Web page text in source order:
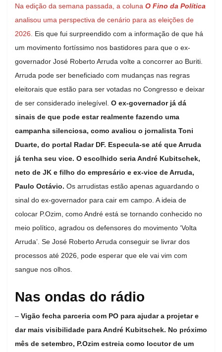
Na edição da semana passada, a coluna O Fino da Política
analisou uma perspectiva de cenário para as eleições de
2026.
Eis que fui surpreendido com a informação de que há
um movimento fortíssimo nos bastidores para que o ex-
governador José Roberto Arruda volte a concorrer ao Buriti.
Arruda pode ser beneficiado com mudanças nas regras
eleitorais que estão para ser votadas no Congresso e deixar
de ser considerado inelegível. O ex-governador já dá
sinais de que pode estar realmente fazendo uma
campanha silenciosa, como avaliou o jornalista Toni
Duarte, do portal Radar DF. Especula-se até que Arruda
já tenha seu vice. O escolhido seria André Kubitschek,
neto de JK e filho do empresário e ex-vice de Arruda,
Paulo Octávio. Os arrudistas estão apenas aguardando o
sinal do ex-governador para cair em campo. A ideia de
colocar P.Ozim, como André está se tornando conhecido no
meio político, agradou os defensores do movimento ‘Volta
Arruda’. Se José Roberto Arruda conseguir se livrar dos
processos até 2026, pode esperar que ele vai vim com
sangue nos olhos.
Nas ondas do rádio
– Vigão fecha parceria com PO para ajudar a projetar e
dar mais visibilidade para André Kubitschek. No próximo
mês de setembro, P.Ozim estreia como locutor de um